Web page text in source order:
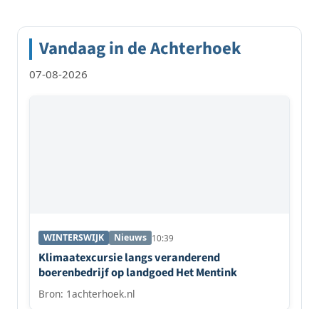
Vandaag in de Achterhoek
07-08-2026
WINTERSWIJK Nieuws 10:39
Klimaatexcursie langs veranderend
boerenbedrijf op landgoed Het Mentink
Bron: 1achterhoek.nl